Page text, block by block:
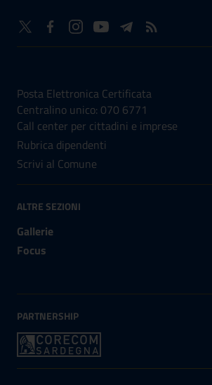
Posta Elettronica Certificata
Centralino unico: 070 6771
Call center per cittadini e imprese
Rubrica dipendenti
Scrivi al Comune
ALTRE SEZIONI
Gallerie
Focus
PARTNERSHIP